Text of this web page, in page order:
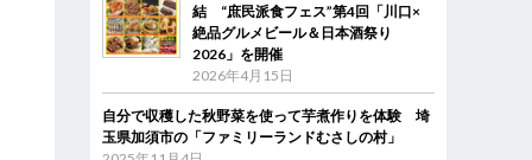
結 “庶民派食フェス”第4回「川口×
絶品グルメビール＆日本酒祭り
2026」を開催
2026年4月15日
自分で収穫した秋野菜を使って芋煮作りを体験 埼
玉県加須市の「ファミリーランドむさしの村」